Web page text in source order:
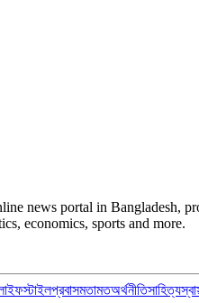
news portal in Bangladesh,
economics, sports and more.
প্রবাসমতামতঅর্থনীতিসাহিত্য